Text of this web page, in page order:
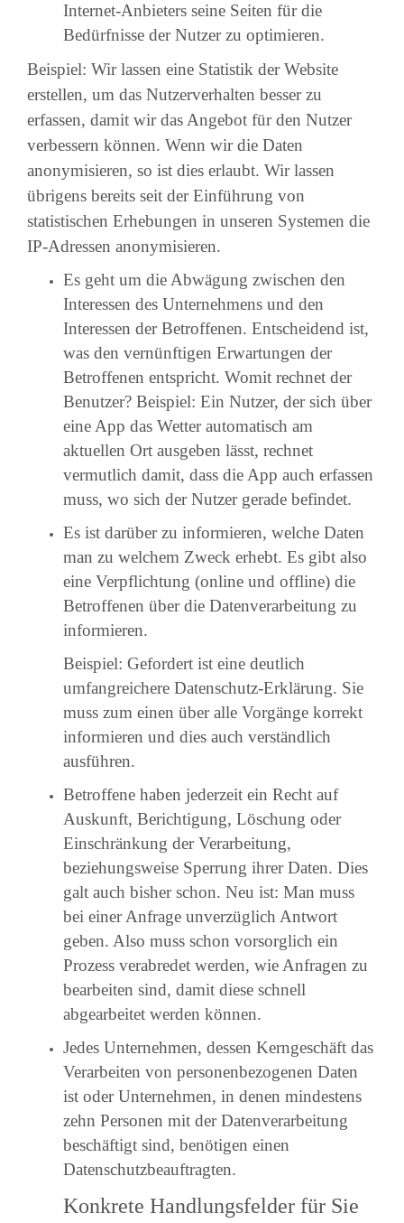
Internet-Anbieters seine Seiten für die
Bedürfnisse der Nutzer zu optimieren.
Beispiel: Wir lassen eine Statistik der Website
erstellen, um das Nutzerverhalten besser zu
erfassen, damit wir das Angebot für den Nutzer
verbessern können. Wenn wir die Daten
anonymisieren, so ist dies erlaubt. Wir lassen
übrigens bereits seit der Einführung von
statistischen Erhebungen in unseren Systemen die
IP-Adressen anonymisieren.
Es geht um die Abwägung zwischen den
Interessen des Unternehmens und den
Interessen der Betroffenen. Entscheidend ist,
was den vernünftigen Erwartungen der
Betroffenen entspricht. Womit rechnet der
Benutzer? Beispiel: Ein Nutzer, der sich über
eine App das Wetter automatisch am
aktuellen Ort ausgeben lässt, rechnet
vermutlich damit, dass die App auch erfassen
muss, wo sich der Nutzer gerade befindet.
Es ist darüber zu informieren, welche Daten
man zu welchem Zweck erhebt. Es gibt also
eine Verpflichtung (online und offline) die
Betroffenen über die Datenverarbeitung zu
informieren.
Beispiel: Gefordert ist eine deutlich
umfangreichere Datenschutz-Erklärung. Sie
muss zum einen über alle Vorgänge korrekt
informieren und dies auch verständlich
ausführen.
Betroffene haben jederzeit ein Recht auf
Auskunft, Berichtigung, Löschung oder
Einschränkung der Verarbeitung,
beziehungsweise Sperrung ihrer Daten. Dies
galt auch bisher schon. Neu ist: Man muss
bei einer Anfrage unverzüglich Antwort
geben. Also muss schon vorsorglich ein
Prozess verabredet werden, wie Anfragen zu
bearbeiten sind, damit diese schnell
abgearbeitet werden können.
Jedes Unternehmen, dessen Kerngeschäft das
Verarbeiten von personenbezogenen Daten
ist oder Unternehmen, in denen mindestens
zehn Personen mit der Datenverarbeitung
beschäftigt sind, benötigen einen
Datenschutzbeauftragten.
Konkrete Handlungsfelder für Sie